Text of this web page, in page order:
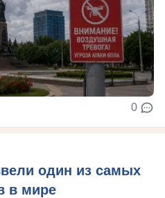
0
один из самых
в мире